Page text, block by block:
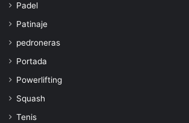
Padel
Patinaje
pedroneras
Portada
Powerlifting
Squash
Tenis